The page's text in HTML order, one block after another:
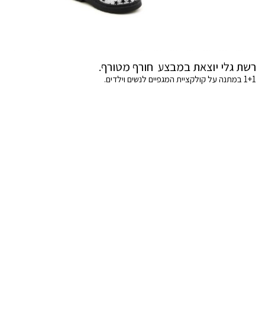
רשת גלי יוצאת במבצע חורף מטורף.
1+1 במתנה על קולקציית המגפיים לנשים וילדים.